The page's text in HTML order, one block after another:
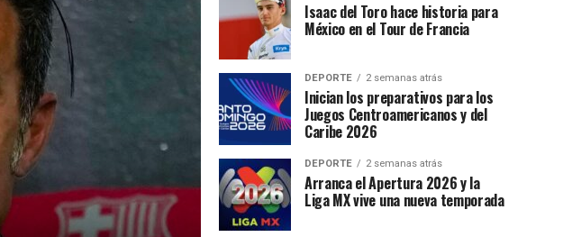
Isaac del Toro hace historia para
México en el Tour de Francia
DEPORTE 2 semanas atrás
Inician los preparativos para los
Juegos Centroamericanos y del
Caribe 2026
DEPORTE 2 semanas atrás
Arranca el Apertura 2026 y la
Liga MX vive una nueva temporada